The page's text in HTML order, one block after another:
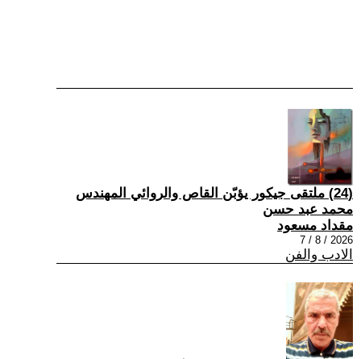
(24) ملتقى جيكور يؤبّن القاص والروائي المهندس
محمد عبد حسن
مقداد مسعود
2026 / 8 / 7
الادب والفن